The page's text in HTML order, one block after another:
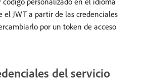
el JWT a partir de las credenciales
por un token de acceso
del servicio